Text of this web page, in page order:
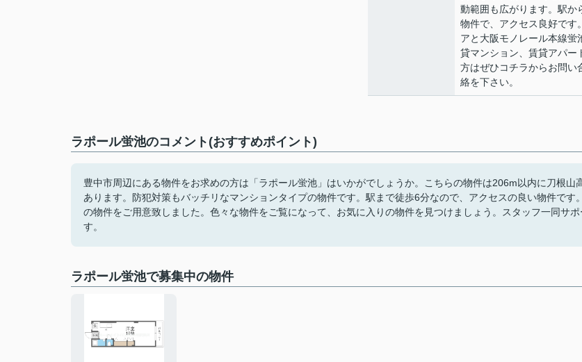
動範囲も広がります。駅か
物件で、アクセス良好です
アと大阪モノレール本線蛍
貸マンション、賃貸アパー
方はぜひコチラからお問い
絡を下さい。
ラポール蛍池のコメント(おすすめポイント)
豊中市周辺にある物件をお求めの方は「ラポール蛍池」はいかがでしょうか。こちらの物件は206m以内に刀根山
あります。防犯対策もバッチリなマンションタイプの物件です。駅まで徒歩6分なので、アクセスの良い物件です
の物件をご用意致しました。色々な物件をご覧になって、お気に入りの物件を見つけましょう。スタッフ一同サポ
す。
ラポール蛍池で募集中の物件